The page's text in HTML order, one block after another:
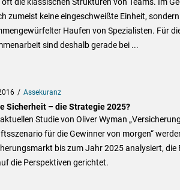
die klassischen Strukturen von Teams. Im
zumeist keine eingeschweißte Einheit,
Haufen von Spezialisten. Für
sind deshalb gerade bei ...
Assekuranz
Sicherheit – die Strategie 2025?
Studie von Oliver Wyman
für die Gewinner von morgen“
bis zum Jahr 2025 analysiert, die
die Perspektiven gerichtet.